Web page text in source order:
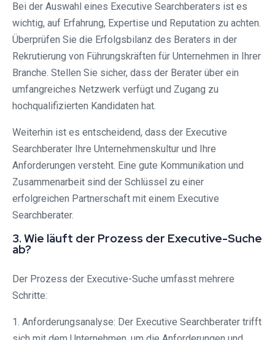
Bei der Auswahl eines Executive Searchberaters ist es
wichtig, auf Erfahrung, Expertise und Reputation zu achten.
Überprüfen Sie die Erfolgsbilanz des Beraters in der
Rekrutierung von Führungskräften für Unternehmen in Ihrer
Branche. Stellen Sie sicher, dass der Berater über ein
umfangreiches Netzwerk verfügt und Zugang zu
hochqualifizierten Kandidaten hat.
Weiterhin ist es entscheidend, dass der Executive
Searchberater Ihre Unternehmenskultur und Ihre
Anforderungen versteht. Eine gute Kommunikation und
Zusammenarbeit sind der Schlüssel zu einer
erfolgreichen Partnerschaft mit einem Executive
Searchberater.
3. Wie läuft der Prozess der Executive-Suche
ab?
Der Prozess der Executive-Suche umfasst mehrere
Schritte:
1. Anforderungsanalyse: Der Executive Searchberater trifft